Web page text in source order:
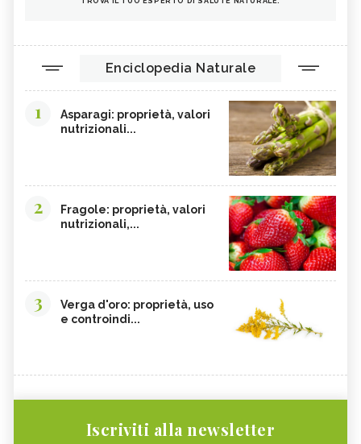
Enciclopedia Naturale
1
Asparagi: proprietà, valori
nutrizionali...
2
Fragole: proprietà, valori
nutrizionali,...
3
Verga d'oro: proprietà, uso
e controindi...
Iscriviti alla newsletter